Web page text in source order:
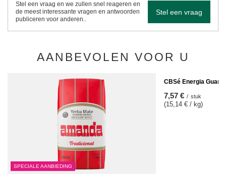
Stel een vraag en we zullen snel reageren en
de meest interessante vragen en antwoorden
publiceren voor anderen..
Stel een vraag
AANBEVOLEN VOOR U
SPECIALE AANBIEDING
CBSé Energia
7,57 € / stuk
(15,14 € / kg)